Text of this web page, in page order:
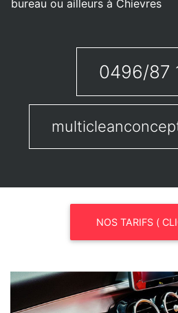
bureau ou ailleurs à Chievres
0496/87
NOS TARIFS (